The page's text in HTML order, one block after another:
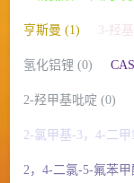
亨斯曼 (1) 3-羟
氢化铝锂 (0)
2-羟甲基吡啶 (0)
2-氯甲基-3，4-二
2，4-二氯-5-氟苯甲